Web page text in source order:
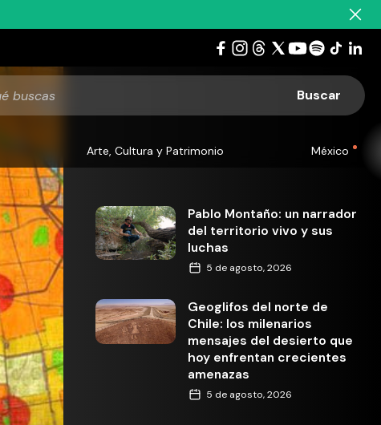
Arte, Cultura y Patrimonio México
Pablo Montaño: un narrador
del territorio vivo y sus
luchas
5 de agosto, 2026
Geoglifos del norte de
Chile: los milenarios
mensajes del desierto que
hoy enfrentan crecientes
amenazas
5 de agosto, 2026